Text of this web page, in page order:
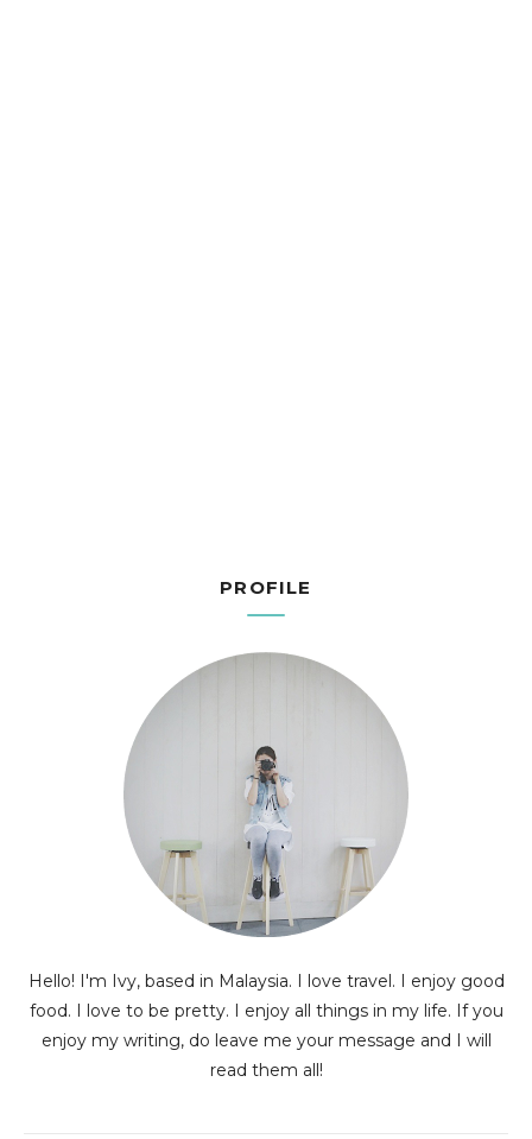
PROFILE
Hello! I'm Ivy, based in Malaysia. I love travel. I enjoy good
food. I love to be pretty. I enjoy all things in my life. If you
enjoy my writing, do leave me your message and I will
read them all!